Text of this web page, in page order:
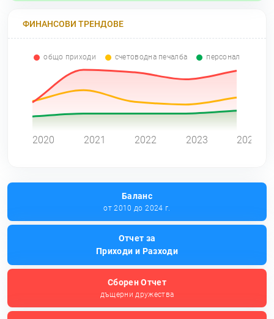
ФИНАНСОВИ ТРЕНДОВЕ
общо приходи счетоводна печалба персонал
2020 2021 2022 2023 2024
Баланс
от 2010 до 2024 г.
Отчет за
Приходи и Разходи
Сборен Отчет
дъщерни дружества